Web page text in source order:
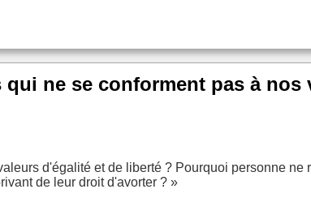
ne se conforment pas à nos
d'égalité et de liberté ? Pourquoi personne ne
de leur droit d'avorter ? »